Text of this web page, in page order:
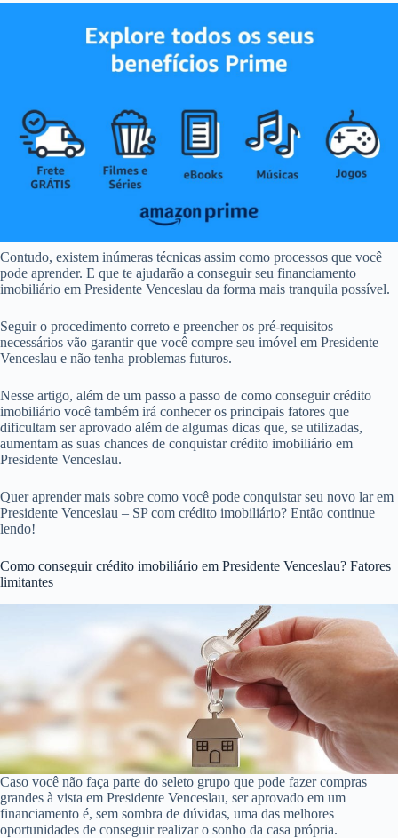
Contudo, existem inúmeras técnicas assim como processos que você
pode aprender. E que te ajudarão a conseguir seu financiamento
imobiliário em Presidente Venceslau da forma mais tranquila possível.
Seguir o procedimento correto e preencher os pré-requisitos
necessários vão garantir que você compre seu imóvel em Presidente
Venceslau e não tenha problemas futuros.
Nesse artigo, além de um passo a passo de como conseguir crédito
imobiliário você também irá conhecer os principais fatores que
dificultam ser aprovado além de algumas dicas que, se utilizadas,
aumentam as suas chances de conquistar crédito imobiliário em
Presidente Venceslau.
Quer aprender mais sobre como você pode conquistar seu novo lar em
Presidente Venceslau – SP com crédito imobiliário? Então continue
lendo!
Como conseguir crédito imobiliário em Presidente Venceslau? Fatores
limitantes
Caso você não faça parte do seleto grupo que pode fazer compras
grandes à vista em Presidente Venceslau, ser aprovado em um
financiamento é, sem sombra de dúvidas, uma das melhores
oportunidades de conseguir realizar o sonho da casa própria.